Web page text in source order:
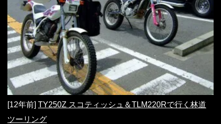
[12年前] TY250Z スコティッシュ＆TLM220Rで行く林道
ツーリング